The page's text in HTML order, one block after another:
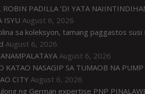
ROBIN PADILLA ‘DI YATA
ISYU August 6, 2026
sa koleksyon, tamang paggastos susi
August 6, 2026
August 6, 2026
KATAO NASAGIP SA TUMAOB NA PUMP
CITY August 6, 2026
ng German expertise PNP